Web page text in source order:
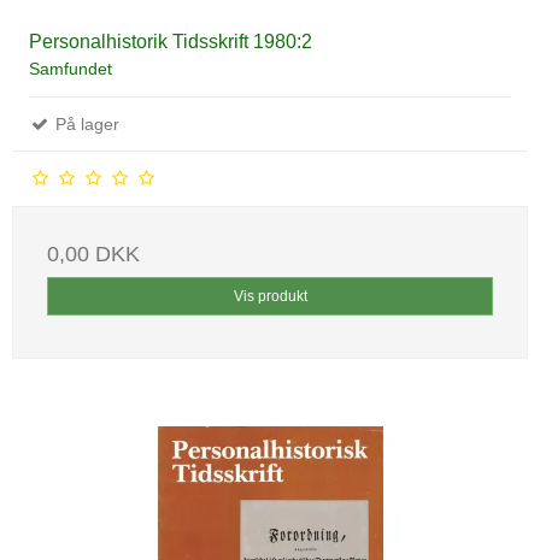
Personalhistorik Tidsskrift 1980:2
Samfundet
På lager
0,00 DKK
Vis produkt